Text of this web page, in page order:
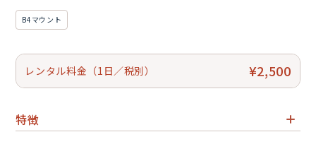
B4マウント
レンタル料金（1日／税別） ¥2,500
特徴